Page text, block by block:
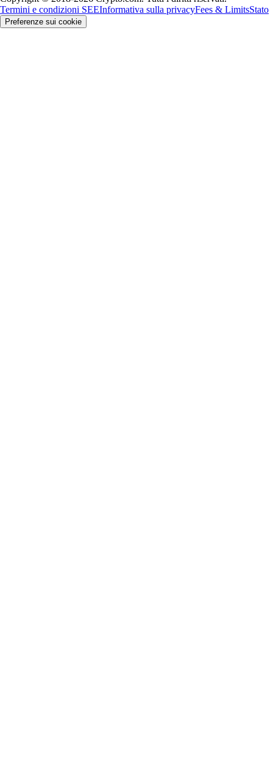
Termini e condizioni SEEInformativa sulla privacyFees & LimitsStato
Preferenze sui cookie